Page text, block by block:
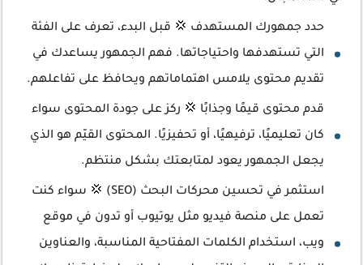
حدد جمهورك المستهدف 💢 قبل البدء، تعرف على الفئة
التي تستهدفها واحتياجاتها. فهم الجمهور يساعدك في
تقديم محتوى يلامس اهتماماتهم ويحافظ على تفاعلهم.
قدم محتوى قيمًا وجذابًا 💢 ركز على جودة المحتوى سواء
كان تعليميًا، ترفيهيًا، أو تحفيزيًا. المحتوى القيّم هو الذي
يجعل الجمهور يعود لمتابعتك بشكل منتظم.
استثمر في تحسين محركات البحث (SEO) 💢 سواء كنت
تعمل على منصة فيديو مثل يوتيوب أو تدون في موقع
ويب، استخدام الكلمات المفتاحية المناسبة، والعناوين